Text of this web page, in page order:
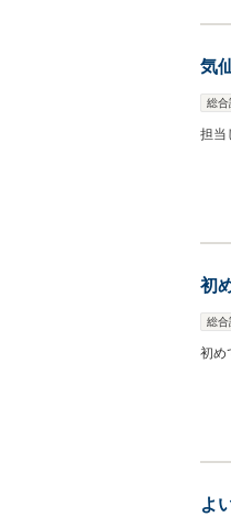
気
総合
担当
初
総合
初め
よ